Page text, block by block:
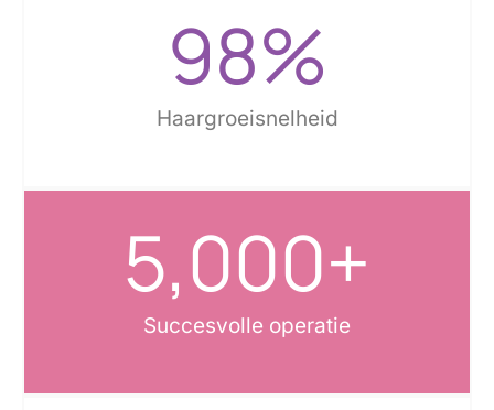
Haargroeisnelheid
98%
Succesvolle operatie
5,000+